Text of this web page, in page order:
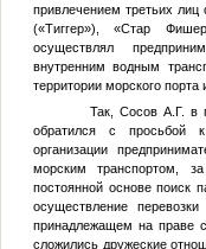
привлечением третьих
(«Тиггер»), «Стар
осуществлял
внутренним водным
территории морского порта
Так, Сосов А.Г. в
обратился с просьбой
организации
морским транспортом,
постоянной основе поиск
осуществление
принадлежащем на праве
сложились дружеские